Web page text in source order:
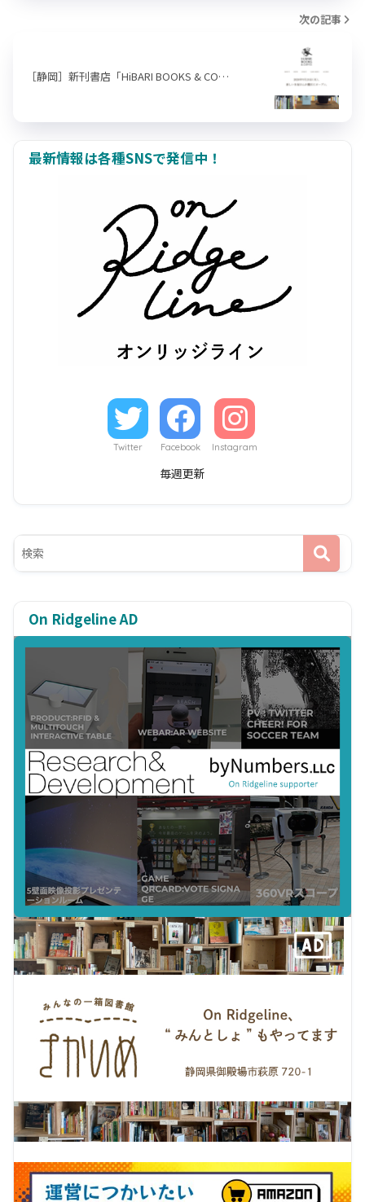
次の記事
［静岡］新刊書店「HiBARI BOOKS & CO…
最新情報は各種SNSで発信中！
Twitter Facebook Instagram
毎週更新
On Ridgeline AD